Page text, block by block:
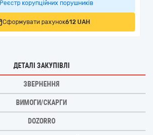
Реєстр корупційних порушників
Сформувати рахунок612 UAH
ДЕТАЛІ ЗАКУПІВЛІ
ЗВЕРНЕННЯ
ВИМОГИ/СКАРГИ
DOZORRO